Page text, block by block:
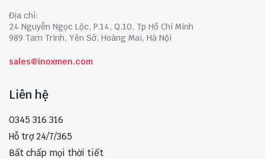
Địa chỉ:
24 Nguyễn Ngọc Lộc, P.14, Q.10, Tp Hồ Chí Minh
989 Tam Trinh, Yên Sở, Hoàng Mai, Hà Nội
sales@inoxmen.com
Liên hệ
0345 316 316
Hỗ trợ 24/7/365
Bất chấp mọi thời tiết